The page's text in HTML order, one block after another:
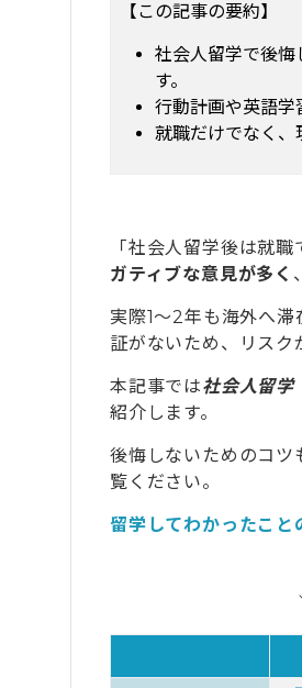
【この記事の要約】
社会人留学で後悔
す。
行動計画や英語学
就職だけでなく、
「社会人留学後は就
ガティブな意見が多く
実際1〜2年も海外へ
証がないため、リスク
本記事では社会人留学
紹介します。
後悔しないためのコツ
覧ください。
留学してわかったこ